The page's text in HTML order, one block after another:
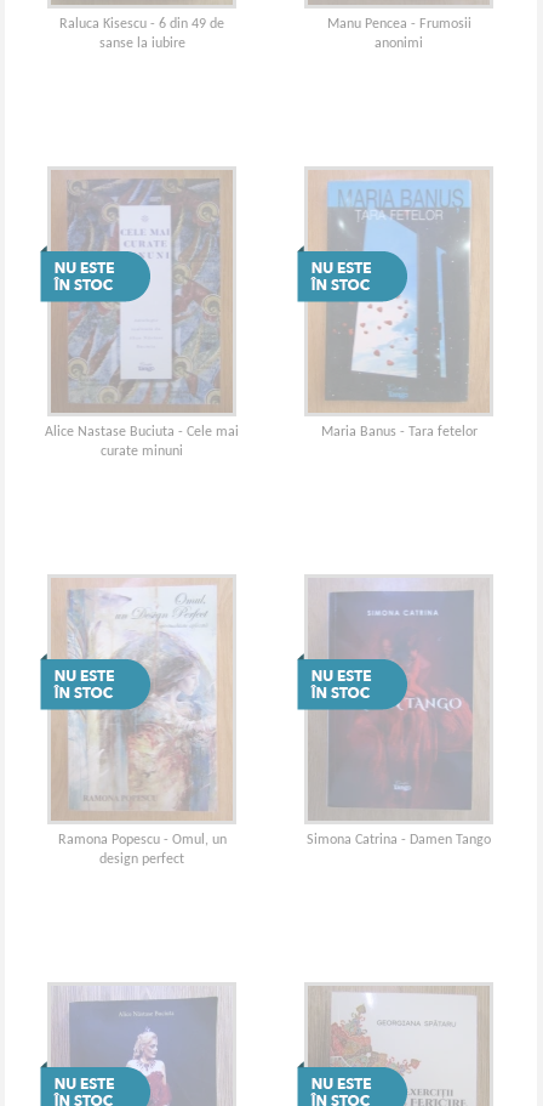
Raluca Kisescu - 6 din 49 de
sanse la iubire
Manu Pencea - Frumosii
anonimi
Alice Nastase Buciuta - Cele mai
curate minuni
Maria Banus - Tara fetelor
Ramona Popescu - Omul, un
design perfect
Simona Catrina - Damen Tango